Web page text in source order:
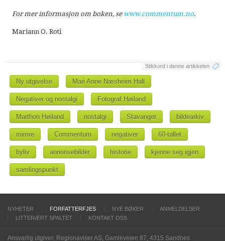
For mer informasjon om boken, se www.commentum.no.
Mariann O. Roti
Stikkord i denne artikkelen
Ny utgivelse Mari Anne Næsheim Hall
Negativer og nostalgi Fotograf Høiland
Marthon Høiland nostalgi Stavanger bildearkiv
mimre Commentum negativer 60-tallet
byliv annonsebilder historie kjenne seg igjen
samlingspunkt
NYHETER FORFATTERFJES NYE BØKER
ANMELDELSER
LITTERÆRT SPALTET
KONTAKT OSS
Ansvarlig utgiver: Regionaviser AS, Gamleveien 87, 4315 Sandnes